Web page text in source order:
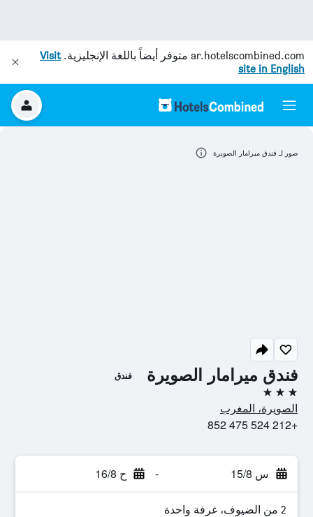
ar.hotelscombined.com متوفر أيضاً باللغة الإنجليزية.Visit
site in English
فندق ميرامار الصويرة فندق
3 نجوم
الصويرة، المغرب
+212 524 475 852
س 15/8 - ح 16/8
2 من الضيوف، غرفة واحدة
صور لـ فندق ميرامار الصويرة